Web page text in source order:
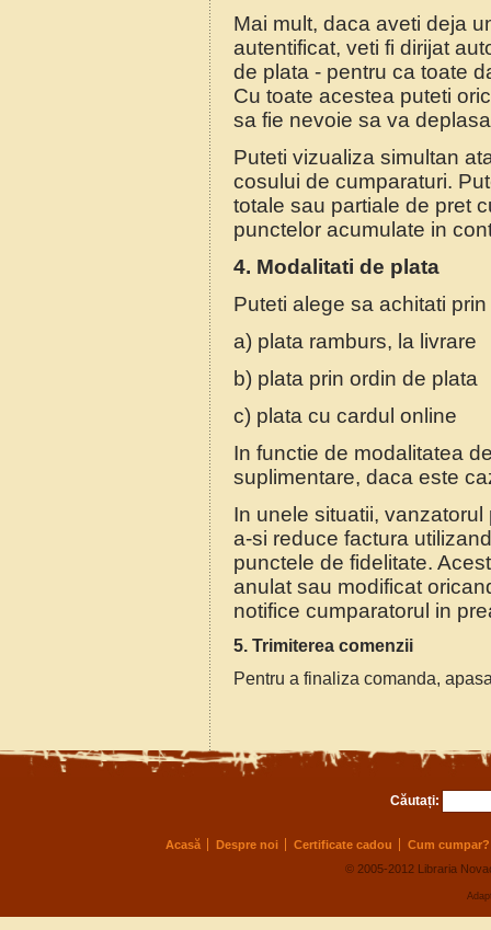
Mai mult, daca aveti deja
autentificat, veti fi dirijat
de plata - pentru ca toate
Cu toate acestea puteti
sa fie nevoie sa va
Puteti vizualiza simultan
cosului de cumparaturi.
totale sau partiale de pret
punctelor acumulate in
4. Modalitati de plata
Puteti alege sa achitati
a) plata ramburs, la livrare
b) plata prin ordin de plata
c) plata cu cardul online
In functie de modalitatea
suplimentare, daca este
In unele situatii,
a-si reduce factura
punctele de fidelitate.
anulat sau modificat
notifice cumparatorul in
5. Trimiterea comenzii
Pentru a finaliza comanda,
Căutați:
Acasă Despre noi Certificate cadou
Cum cumpar?
© 2005-2012 Libraria